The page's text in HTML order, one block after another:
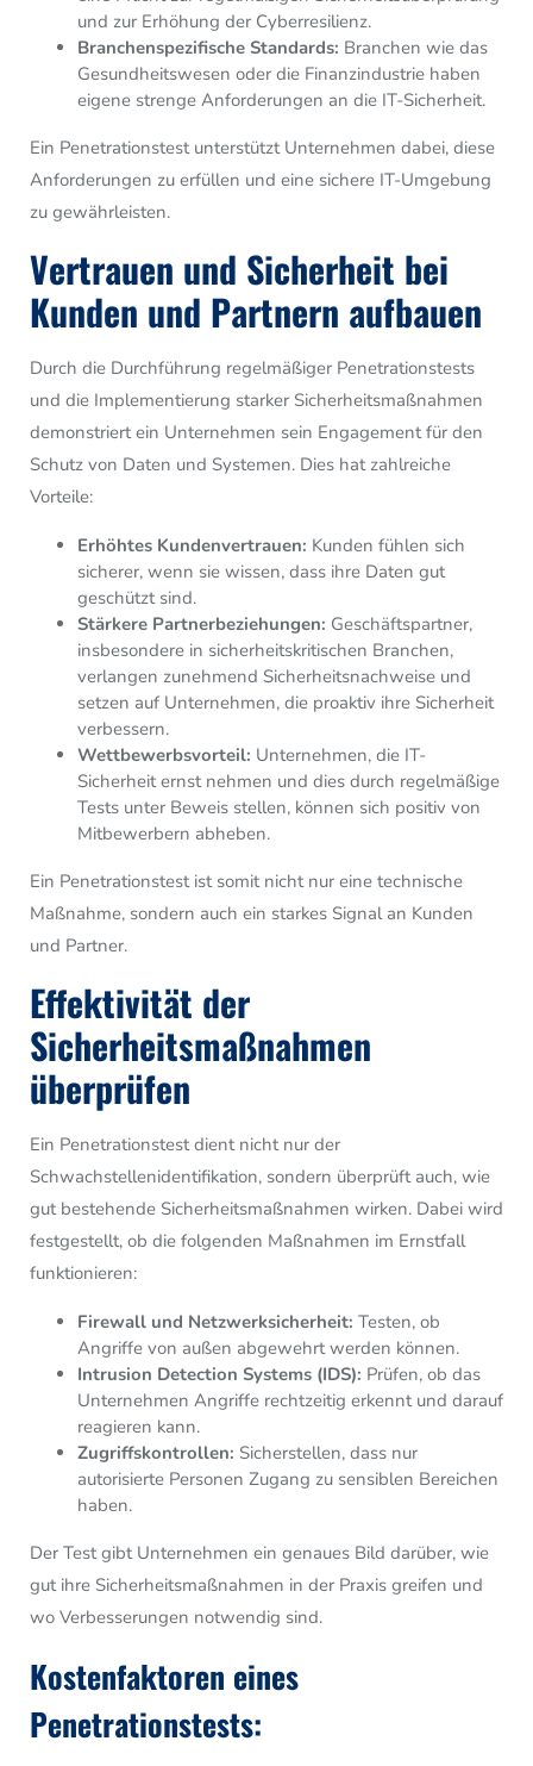
und zur Erhöhung der Cyberresilienz.
Branchenspezifische Standards: Branchen wie das
Gesundheitswesen oder die Finanzindustrie haben
eigene strenge Anforderungen an die IT-Sicherheit.
Ein Penetrationstest unterstützt Unternehmen dabei, diese
Anforderungen zu erfüllen und eine sichere IT-Umgebung
zu gewährleisten.
Vertrauen und Sicherheit bei
Kunden und Partnern aufbauen
Durch die Durchführung regelmäßiger Penetrationstests
und die Implementierung starker Sicherheitsmaßnahmen
demonstriert ein Unternehmen sein Engagement für den
Schutz von Daten und Systemen. Dies hat zahlreiche
Vorteile:
Erhöhtes Kundenvertrauen: Kunden fühlen sich
sicherer, wenn sie wissen, dass ihre Daten gut
geschützt sind.
Stärkere Partnerbeziehungen: Geschäftspartner,
insbesondere in sicherheitskritischen Branchen,
verlangen zunehmend Sicherheitsnachweise und
setzen auf Unternehmen, die proaktiv ihre Sicherheit
verbessern.
Wettbewerbsvorteil: Unternehmen, die IT-
Sicherheit ernst nehmen und dies durch regelmäßige
Tests unter Beweis stellen, können sich positiv von
Mitbewerbern abheben.
Ein Penetrationstest ist somit nicht nur eine technische
Maßnahme, sondern auch ein starkes Signal an Kunden
und Partner.
Effektivität der
Sicherheitsmaßnahmen
überprüfen
Ein Penetrationstest dient nicht nur der
Schwachstellenidentifikation, sondern überprüft auch, wie
gut bestehende Sicherheitsmaßnahmen wirken. Dabei wird
festgestellt, ob die folgenden Maßnahmen im Ernstfall
funktionieren:
Firewall und Netzwerksicherheit: Testen, ob
Angriffe von außen abgewehrt werden können.
Intrusion Detection Systems (IDS): Prüfen, ob das
Unternehmen Angriffe rechtzeitig erkennt und darauf
reagieren kann.
Zugriffskontrollen: Sicherstellen, dass nur
autorisierte Personen Zugang zu sensiblen Bereichen
haben.
Der Test gibt Unternehmen ein genaues Bild darüber, wie
gut ihre Sicherheitsmaßnahmen in der Praxis greifen und
wo Verbesserungen notwendig sind.
Kostenfaktoren eines
Penetrationstests: